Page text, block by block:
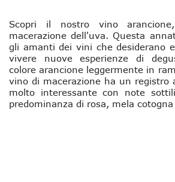
Scopri il nostro vino
macerazione dell'uva. Questa
gli amanti dei vini che desiderano
vivere nuove esperienze di
colore arancione leggermente in
vino di macerazione ha un registro
molto interessante con note
predominanza di rosa, mela